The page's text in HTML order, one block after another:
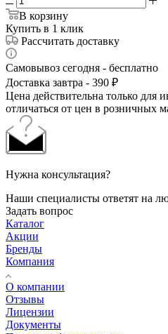
В корзину
Купить в 1 клик
Рассчитать доставку
Самовывоз сегодня - бесплатно
Доставка завтра - 390 ₽
Цена действительна только для
отличаться от цен в розничных
Нужна консультация?
Наши специалисты ответят на
Задать вопрос
Каталог
Акции
Бренды
Компания
О компании
Отзывы
Лицензии
Документы